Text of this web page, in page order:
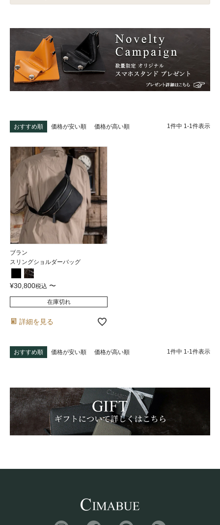
おすすめ順 価格が安い順 価格が高い順 1件中 1-1件表示
ブラン
スリングショルダーバッグ
¥30,800税込 〜
在庫切れ
詳細を見る
おすすめ順 価格が安い順 価格が高い順 1件中 1-1件表示